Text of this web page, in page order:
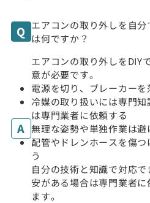
エアコンの取り外しを自
は何ですか？
エアコンの取り外しをDIY
意が必要です。
電源を切り、ブレーカー
冷媒の取り扱いには専門
は専門業者に依頼する
無理な姿勢や単独作業は
配管やドレンホースを傷
う
自分の技術と知識で対応
安がある場合は専門業者
ます。